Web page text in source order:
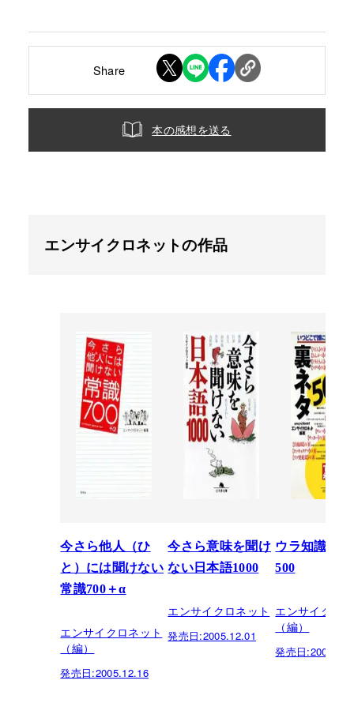
Share
本の感想を送る
エンサイクロネットの作品
今さら他人（ひ
と）には聞けない
常識700＋α
エンサイクロネット
（編）
発売日:2005.12.16
今さら意味を聞け
ない日本語1000
エンサイクロネット
発売日:2005.12.01
ウラ知識裏
500
エンサイクロ
（編）
発売日: